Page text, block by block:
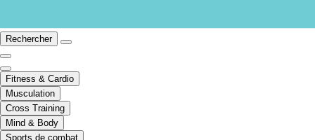
Rechercher
Fitness & Cardio
Musculation
Cross Training
Mind & Body
Sports de combat